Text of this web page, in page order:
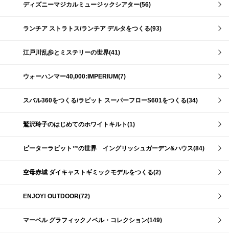
ディズニーマジカルミュージックシアター(56)
ランチア ストラトス/ランチア デルタをつくる(93)
江戸川乱歩とミステリーの世界(41)
ウォーハンマー40,000:IMPERIUM(7)
スバル360をつくる/ラビット スーパーフローS601をつくる(34)
鷲沢玲子のはじめてのホワイトキルト(1)
ピーターラビット™の世界 イングリッシュガーデン&ハウス(84)
空母赤城 ダイキャストギミックモデルをつくる(2)
ENJOY! OUTDOOR(72)
マーベル グラフィックノベル・コレクション(149)